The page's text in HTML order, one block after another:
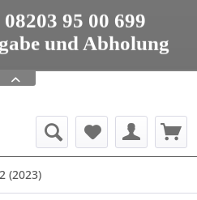
08203 95 00 699
und Abholung
und Zubehör
95 00 699
(2023)